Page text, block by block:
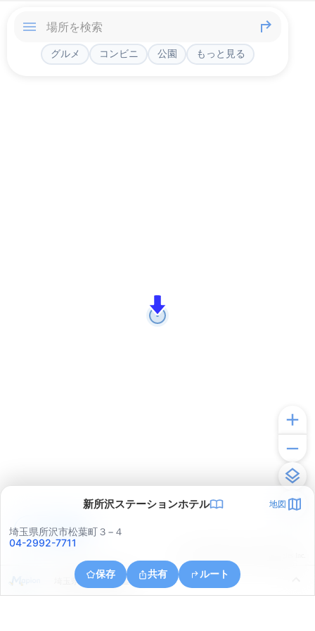
グルメ コンビニ 公園 もっと見る
新所沢ステーションホテル 地図
埼玉県所沢市松葉町３−４
04-2992-7711
保存 共有 ルート
埼玉県所沢市神米金
アプリで見る